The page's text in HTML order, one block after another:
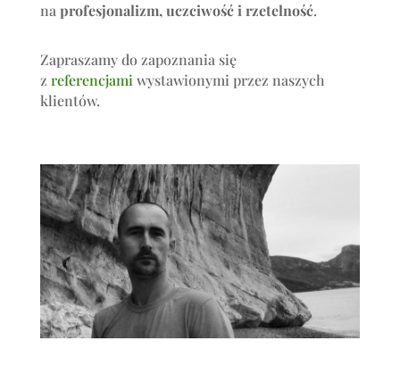
na profesjonalizm, uczciwość i rzetelność.
Zapraszamy do zapoznania się
z referencjami wystawionymi przez naszych
klientów.